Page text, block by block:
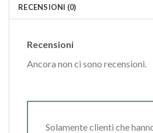
RECENSIONI (0)
Recensioni
Ancora non ci sono recensioni.
Solamente clienti che